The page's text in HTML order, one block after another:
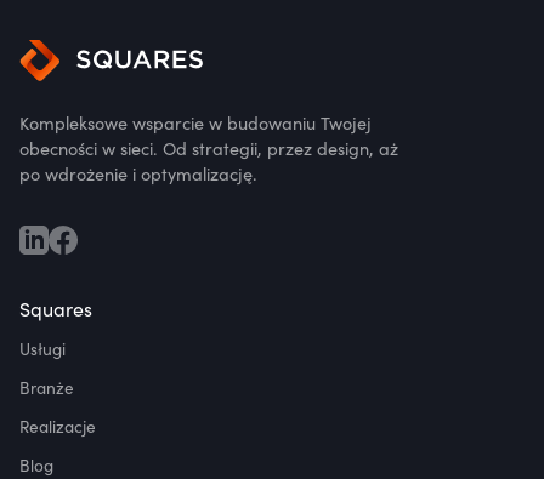
Kompleksowe wsparcie w budowaniu Twojej
obecności w sieci. Od strategii, przez design, aż
po wdrożenie i optymalizację.
Squares
Usługi
Branże
Realizacje
Blog